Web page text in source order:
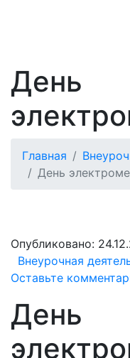
День
Главная
День
Опубликовано:
Внеурочная
Оставьте
День